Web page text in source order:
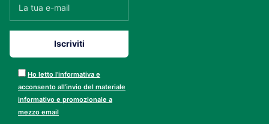
Ho letto l’informativa e
acconsento all’invio del materiale
informativo e promozionale a
mezzo email